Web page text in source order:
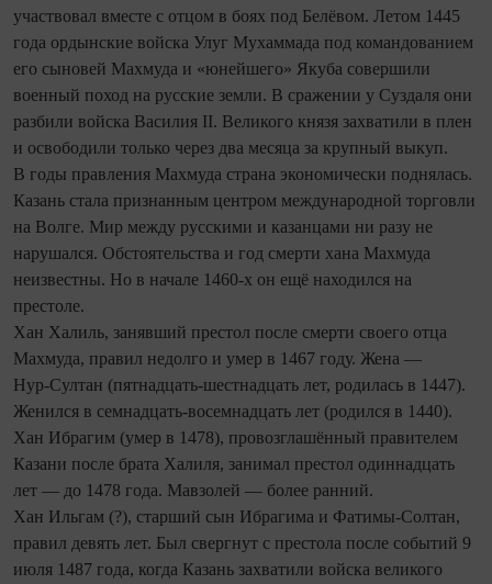
участвовал вместе с отцом в боях под Белёвом. Летом 1445
года ордынские войска Улуг Мухаммада под командованием
его сыновей Махмуда и «юнейшего» Якуба совершили
военный поход на русские земли. В сражении у Суздаля они
разбили войска Василия II. Великого князя захватили в плен
и освободили только через два месяца за крупный выкуп.
В годы правления Махмуда страна экономически поднялась.
Казань стала признанным центром международной торговли
на Волге. Мир между русскими и казанцами ни разу не
нарушался. Обстоятельства и год смерти хана Махмуда
неизвестны. Но в начале 1460-х он ещё находился на
престоле.
Хан Халиль, занявший престол после смерти своего отца
Махмуда, правил недолго и умер в 1467 году. Жена —
Нур‑Султан (пятнадцать-шестнадцать лет, родилась в 1447).
Женился в семнадцать-восемнадцать лет (родился в 1440).
Хан Ибрагим (умер в 1478), провозглашённый правителем
Казани после брата Халиля, занимал престол одиннадцать
лет — до 1478 года. Мавзолей — более ранний.
Хан Ильгам (?), старший сын Ибрагима и Фатимы-Солтан,
правил девять лет. Был свергнут с престола после событий 9
июля 1487 года, когда Казань захватили войска великого